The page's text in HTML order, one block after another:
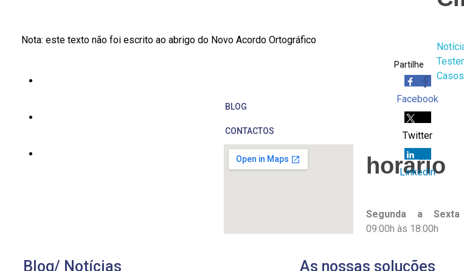
BLOG
CONTACTOS
horário
Segunda a
09:00h às 18:00h
Fechados
Nota: este texto não foi escrito ao abrigo do Novo Acordo Ortográfico
Partilhe
Facebook
Twitter
Linkedin
Blog/ Notícias As nossas soluções